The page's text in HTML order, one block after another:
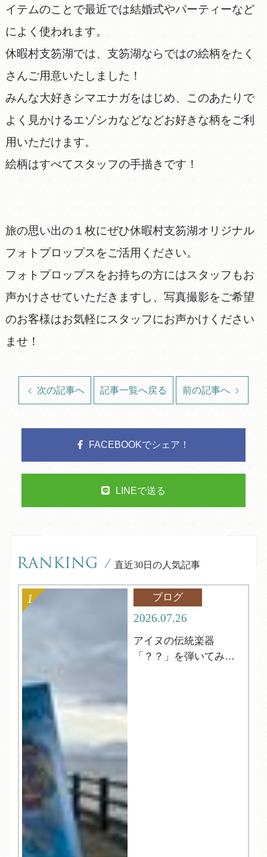
イテムのことで最近では結婚式やパーティーなど
によく使われます。
休暇村支笏湖では、支笏湖ならではの絵柄をたく
さんご用意いたしました！
みんな大好きシマエナガをはじめ、このあたりで
よく見かけるエゾシカなどなどお好きな柄をご利
用いただけます。
絵柄はすべてスタッフの手描きです！
旅の思い出の１枚にぜひ休暇村支笏湖オリジナル
フォトプロップスをご活用ください。
フォトプロップスをお持ちの方にはスタッフもお
声かけさせていただきますし、写真撮影をご希望
のお客様はお気軽にスタッフにお声かけください
ませ！
次の記事へ 記事一覧へ戻る 前の記事へ
FACEBOOKでシェア！
LINEで送る
RANKING / 直近30日の人気記事
ブログ
2026.07.26
アイヌの伝統楽器
「？？」を弾いてみよ